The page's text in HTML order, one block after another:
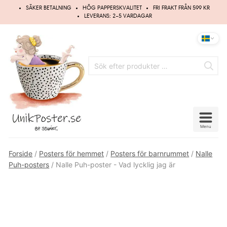
Hoppa
SÄKER BETALNING HÖG PAPPERSKVALITET
FRI FRAKT FRÅN 599 KR
LEVERANS: 2–5 VARDAGAR
Menu
Forside / Posters för hemmet / Posters för barnrummet / Nalle
Puh-posters / Nalle Puh-poster - Vad lycklig jag är